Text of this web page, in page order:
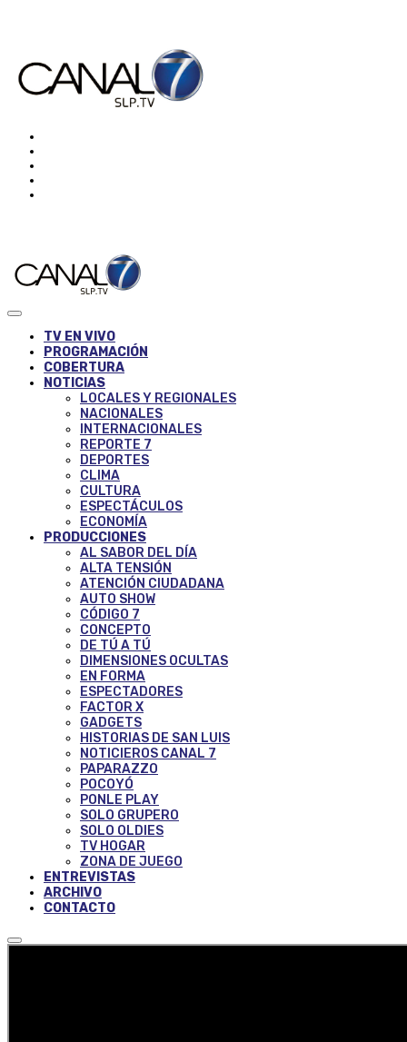
TV EN VIVO
PROGRAMACIÓN
COBERTURA
NOTICIAS
LOCALES Y REGIONALES
NACIONALES
INTERNACIONALES
REPORTE 7
DEPORTES
CLIMA
CULTURA
ESPECTÁCULOS
ECONOMÍA
PRODUCCIONES
AL SABOR DEL DÍA
ALTA TENSIÓN
ATENCIÓN CIUDADANA
AUTO SHOW
CÓDIGO 7
CONCEPTO
DE TÚ A TÚ
DIMENSIONES OCULTAS
EN FORMA
ESPECTADORES
FACTOR X
GADGETS
HISTORIAS DE SAN LUIS
NOTICIEROS CANAL 7
PAPARAZZO
POCOYÓ
PONLE PLAY
SOLO GRUPERO
SOLO OLDIES
TV HOGAR
ZONA DE JUEGO
ENTREVISTAS
ARCHIVO
CONTACTO